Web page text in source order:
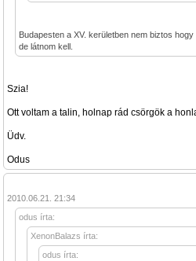
Budapesten a XV. kerületben nem biztos
de látnom kell.
Szia!
Ott voltam a talin, holnap rád csörgök a
Üdv.
Odus
2010.06.21. 21:34
odus írta:
XenonBalazs írta:
odus írta: